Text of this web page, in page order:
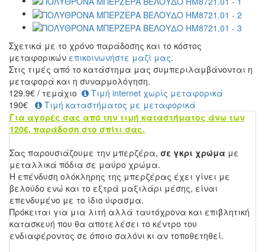
Σχετικά με το χρόνο παράδοσης και το κόστος
μεταφορικών επικοινωνήστε μαζί μας.
Στις τιμές από το κατάστημα μας συμπεριλαμβάνονται η
μεταφορά και η συναρμολόγηση.
129.9€ / τεμάχιο
Τιμή internet χωρίς μεταφορικά
190€
Τιμή καταστήματος με μεταφορικά
Για αγορές σας από την τιμή καταστήματος άνω των
120€, παράδοση στο σπίτι σας.
Σας παρουσιάζουμε την μπερζέρα, σε γκρι χρώμα με
μεταλλικά πόδια σε μαύρο χρώμα.
Η επένδυση ολόκληρης της μπερζέρας έχει γίνει με
βελούδο ενώ και το εξτρά μαξιλάρι μέσης, είναι
επενδυμένο με το ίδιο ύφασμα.
Πρόκειται για μια λιτή αλλά ταυτόχρονα και επιβλητική
κατασκευή που θα αποτελέσει το κέντρο του
ενδιαφέροντος σε όποιο σαλόνι κι αν τοποθετηθεί.